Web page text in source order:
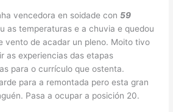
vencedora en soidade con59
as temperaturas e a chuvia e quedou
vento de acadar un pleno. Moito tivo
as experiencias das etapas
para o currículo que ostenta.
para a remontada pero esta gran
Pasa a ocupar a posición 20.